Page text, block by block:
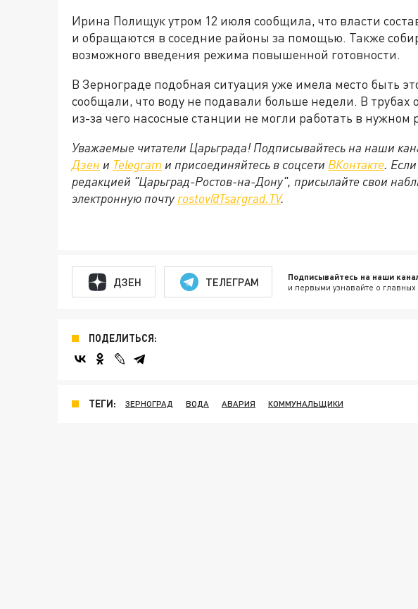
Ирина Полищук утром 12 июля сообщила, что власти
и обращаются в соседние районы за помощью. Также
возможного введения режима повышенной готовности.
В Зернограде подобная ситуация уже имела место быть
сообщали, что воду не подавали больше недели. В трубах
из-за чего насосные станции не могли работать в нужном
Уважаемые читатели Царьграда! Подписывайтесь на наши
Дзен и Telegram и присоединяйтесь в соцсети ВКонтакте.
редакцией "Царьград-Ростов-на-Дону", присылайте свои
электронную почту rostov@Tsargrad.ТV.
ДЗЕН ТЕЛЕГРАМ Подписывайтесь на наши
и первыми узнавайте о
ПОДЕЛИТЬСЯ:
ТЕГИ: ЗЕРНОГРАД ВОДА АВАРИЯ КОММУНАЛЬЩИКИ